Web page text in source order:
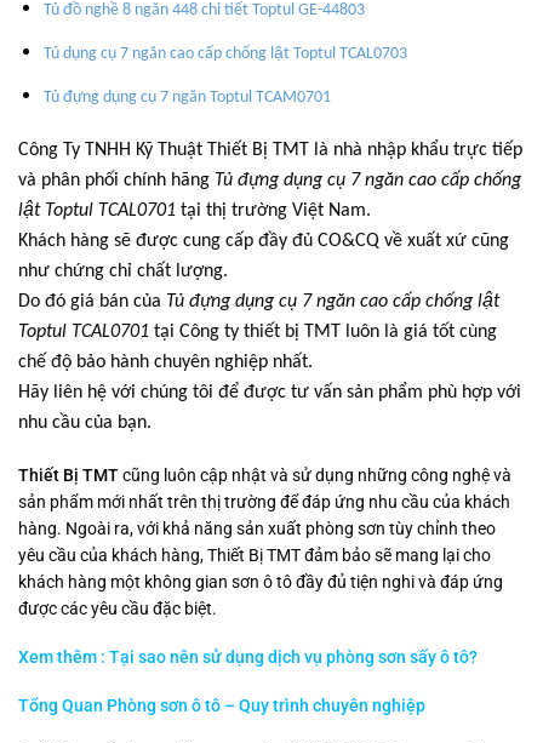
Tủ đồ nghề 8 ngăn 448 chi tiết Toptul GE-44803
Tủ dụng cụ 7 ngăn cao cấp chống lật Toptul TCAL0703
Tủ đựng dụng cụ 7 ngăn Toptul TCAM0701
Công Ty TNHH Kỹ Thuật Thiết Bị TMT là nhà nhập khẩu trực tiếp
và phân phối chính hãng Tủ đựng dụng cụ 7 ngăn cao cấp chống
lật Toptul TCAL0701 tại thị trường Việt Nam.
Khách hàng sẽ được cung cấp đầy đủ CO&CQ về xuất xứ cũng
như chứng chỉ chất lượng.
Do đó giá bán của Tủ đựng dụng cụ 7 ngăn cao cấp chống lật
Toptul TCAL0701 tại Công ty thiết bị TMT luôn là giá tốt cùng
chế độ bảo hành chuyên nghiệp nhất.
Hãy liên hệ với chúng tôi để được tư vấn sản phẩm phù hợp với
nhu cầu của bạn.
Thiết Bị TMTcũng luôn cập nhật và sử dụng những công nghệ và
sản phẩm mới nhất trên thị trường để đáp ứng nhu cầu của khách
hàng. Ngoài ra, với khả năng sản xuất phòng sơn tùy chỉnh theo
yêu cầu của khách hàng, Thiết Bị TMT đảm bảo sẽ mang lại cho
khách hàng một không gian sơn ô tô đầy đủ tiện nghi và đáp ứng
được các yêu cầu đặc biệt.
Xem thêm : Tại sao nên sử dụng dịch vụ phòng sơn sấy ô tô?
Tổng Quan Phòng sơn ô tô – Quy trình chuyên nghiệp